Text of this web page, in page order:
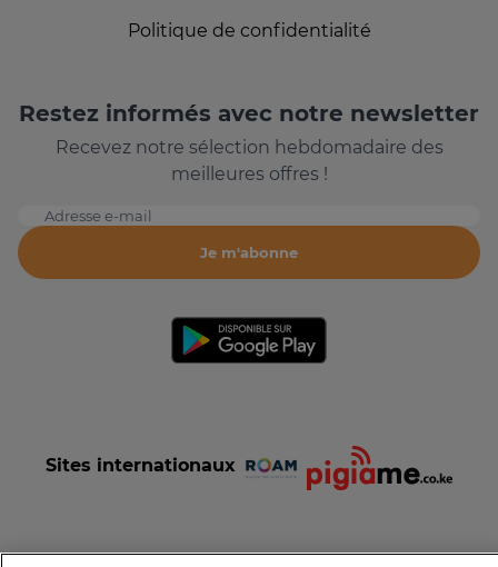
Politique de confidentialité
Restez informés avec notre newsletter
Recevez notre sélection hebdomadaire des
meilleures offres !
Adresse e-mail
Je m'abonne
Sites internationaux